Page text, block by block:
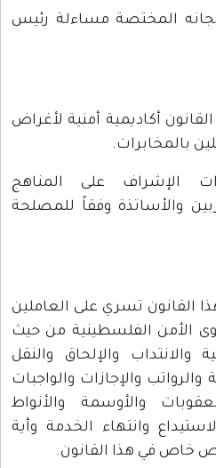
المختصة مساءلة رئيس
أكاديمية أمنية لأغراض
بالمخابرات.
الإشراف على المناهج
والأساتذة وفقاً للمصلحة
القانون تسري على العاملين
الأمن الفلسطينية من حيث
والانتداب والإلحاق والنقل
والرواتب والإجازات والواجبات
والأوسمة والأنواط
وانتهاء الخدمة وأية
خاص في هذا القانون.